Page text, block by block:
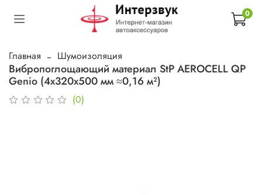
0
Главная Шумоизоляция
Вибропоглощающий материал StP AEROCELL QP
Genio (4х320х500 мм ≈0,16 м²)
(0)